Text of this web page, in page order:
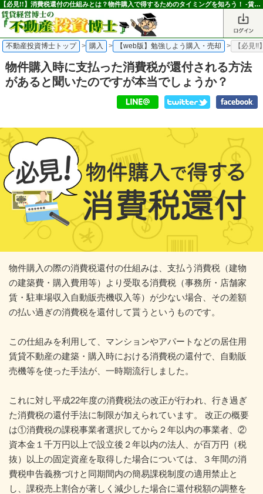
【必見!!】消費税還付の仕組みとは？物件購入で得するためのタイミングを知ろう！ -賃貸経営読んで得する為になる【勉強しよう】-｜不動産投資博士
不動産投資博士トップ > 購入 > 【web版】勉強しよう購入・売却 > 【必見
物件購入時に支払った消費税が還付される方法
があると聞いたのですが本当でしょうか？
物件購入の際の消費税還付の仕組みは、支払う消費税（建物
の建築費・購入費用等）より受取る消費税（事務所・店舗家
賃・駐車場収入自動販売機収入等）が少ない場合、その差額
の払い過ぎの消費税を還付して貰うというものです。
この仕組みを利用して、マンションやアパートなどの居住用
賃貸不動産の建築・購入時における消費税の還付で、自動販
売機等を使った手法が、一時期流行しました。
これに対し平成22年度の消費税法の改正が行われ、行き過ぎ
た消費税の還付手法に制限が加えられています。 改正の概要
は①消費税の課税事業者選択してから２年以内の事業者、②
資本金１千万円以上で設立後２年以内の法人、が百万円（税
抜）以上の固定資産を取得した場合については、３年間の消
費税申告義務づけと同期間内の簡易課税制度の適用禁止と
し、課税売上割合が著しく減少した場合に還付税額の調整を